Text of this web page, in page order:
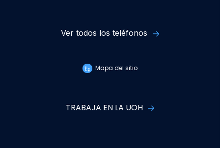
Ver todos los teléfonos
Mapa del sitio
TRABAJA EN LA UOH